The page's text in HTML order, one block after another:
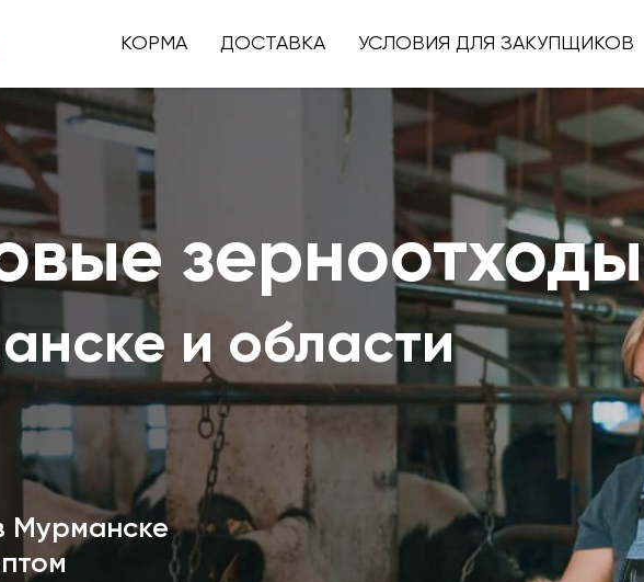
КОРМА ДОСТАВКА УСЛОВИЯ ДЛЯ ЗАКУПЩИКОВ
зерноотходы
Мурманске
и области